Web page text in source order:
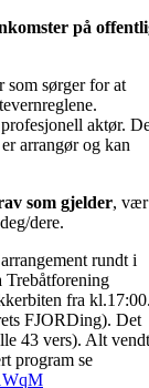
på
som sørger for at
aktør.
arrangør og kan
som gjelder, vær
dere.
rundt i
Trebåtforening
fra
FJORDing). Det
43 vers). Alt vendt
program se